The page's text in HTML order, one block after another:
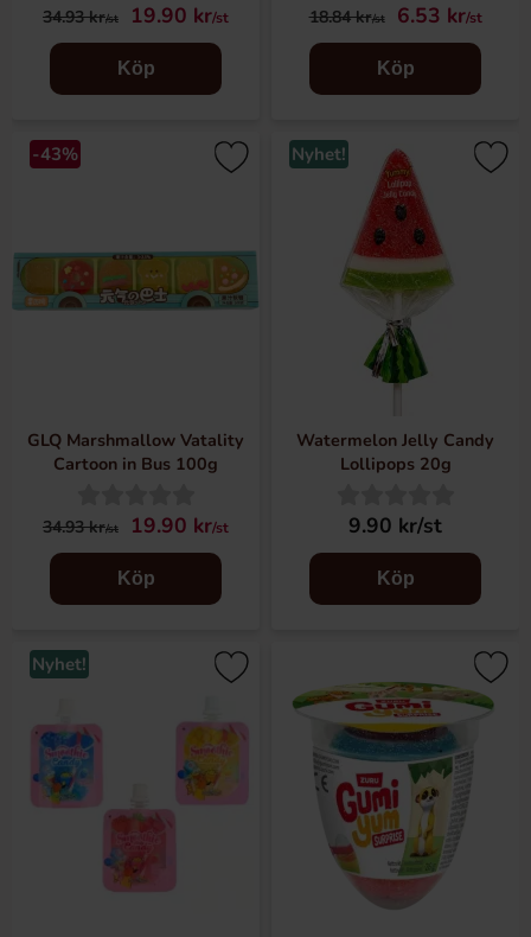
34.93 kr/st 19.90 kr/st
Köp
18.84 kr/st 6.53 kr/st
Köp
-43%
GLQ Marshmallow Vatality
Cartoon in Bus 100g
34.93 kr/st 19.90 kr/st
Köp
Nyhet!
Watermelon Jelly Candy
Lollipops 20g
9.90 kr/st
Köp
Nyhet!